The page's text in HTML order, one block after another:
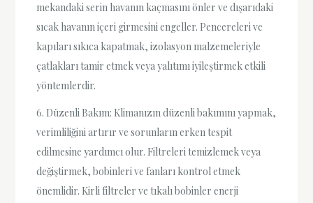
mekandaki serin havanın kaçmasını önler ve dışarıdaki
sıcak havanın içeri girmesini engeller. Pencereleri ve
kapıları sıkıca kapatmak, izolasyon malzemeleriyle
çatlakları tamir etmek veya yalıtımı iyileştirmek etkili
yöntemlerdir.
6. Düzenli Bakım: Klimanızın düzenli bakımını yapmak,
verimliliğini artırır ve sorunların erken tespit
edilmesine yardımcı olur. Filtreleri temizlemek veya
değiştirmek, bobinleri ve fanları kontrol etmek
önemlidir. Kirli filtreler ve tıkalı bobinler enerji